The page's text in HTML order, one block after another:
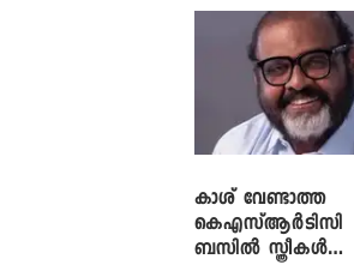
ലാപ്ടോപ്പുകളും
കാശ് വേണ്ടാത്ത
കെഎസ്ആർടിസി
ബസിൽ സ്ത്രീകൾ